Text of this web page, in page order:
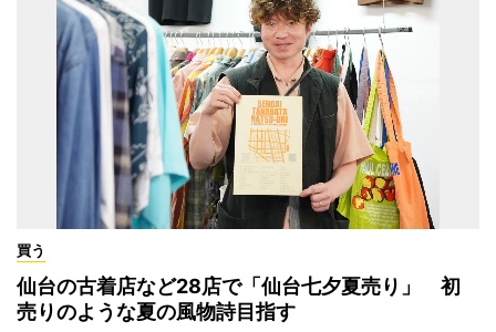
買う
仙台の古着店など28店で「仙台七夕夏売り」 初
売りのような夏の風物詩目指す